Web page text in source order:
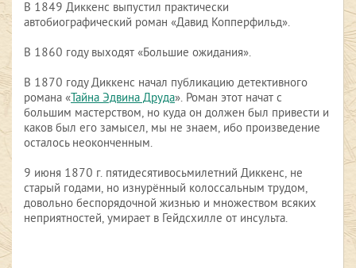
В 1849 Диккенс выпустил практически
автобиографический роман «Давид Копперфильд».
В 1860 году выходят «Большие ожидания».
В 1870 году Диккенс начал публикацию детективного
романа «Тайна Эдвина Друда». Роман этот начат с
большим мастерством, но куда он должен был привести и
каков был его замысел, мы не знаем, ибо произведение
осталось неоконченным.
9 июня 1870 г. пятидесятивосьмилетний Диккенс, не
старый годами, но изнурённый колоссальным трудом,
довольно беспорядочной жизнью и множеством всяких
неприятностей, умирает в Гейдсхилле от инсульта.